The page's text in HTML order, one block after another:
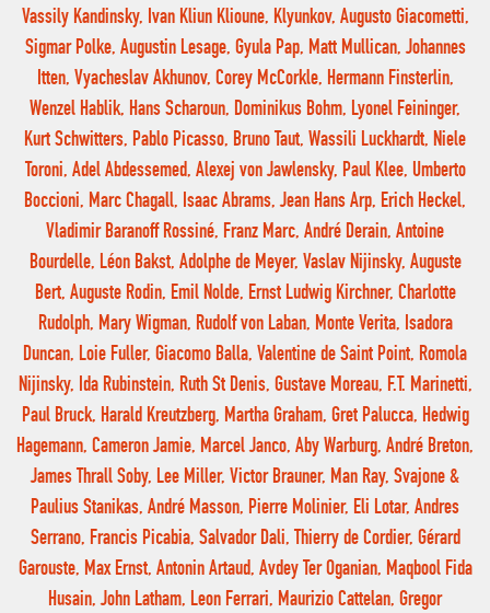
Vassily Kandinsky, Ivan Kliun Klioune, Klyunkov, Augusto Giacometti,
Sigmar Polke, Augustin Lesage, Gyula Pap, Matt Mullican, Johannes
Itten, Vyacheslav Akhunov, Corey McCorkle, Hermann Finsterlin,
Wenzel Hablik, Hans Scharoun, Dominikus Bohm, Lyonel Feininger,
Kurt Schwitters, Pablo Picasso, Bruno Taut, Wassili Luckhardt, Niele
Toroni, Adel Abdessemed, Alexej von Jawlensky, Paul Klee, Umberto
Boccioni, Marc Chagall, Isaac Abrams, Jean Hans Arp, Erich Heckel,
Vladimir Baranoff Rossiné, Franz Marc, André Derain, Antoine
Bourdelle, Léon Bakst, Adolphe de Meyer, Vaslav Nijinsky, Auguste
Bert, Auguste Rodin, Emil Nolde, Ernst Ludwig Kirchner, Charlotte
Rudolph, Mary Wigman, Rudolf von Laban, Monte Verita, Isadora
Duncan, Loie Fuller, Giacomo Balla, Valentine de Saint Point, Romola
Nijinsky, Ida Rubinstein, Ruth St Denis, Gustave Moreau, F.T. Marinetti,
Paul Bruck, Harald Kreutzberg, Martha Graham, Gret Palucca, Hedwig
Hagemann, Cameron Jamie, Marcel Janco, Aby Warburg, André Breton,
James Thrall Soby, Lee Miller, Victor Brauner, Man Ray, Svajone &
Paulius Stanikas, André Masson, Pierre Molinier, Eli Lotar, Andres
Serrano, Francis Picabia, Salvador Dali, Thierry de Cordier, Gérard
Garouste, Max Ernst, Antonin Artaud, Avdey Ter Oganian, Maqbool Fida
Husain, John Latham, Leon Ferrari, Maurizio Cattelan, Gregor